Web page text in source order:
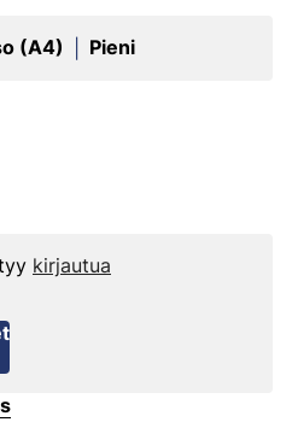
(A4) Pieni
kirjautua